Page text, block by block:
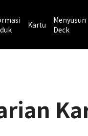
Kartu
Menyusun
Deck